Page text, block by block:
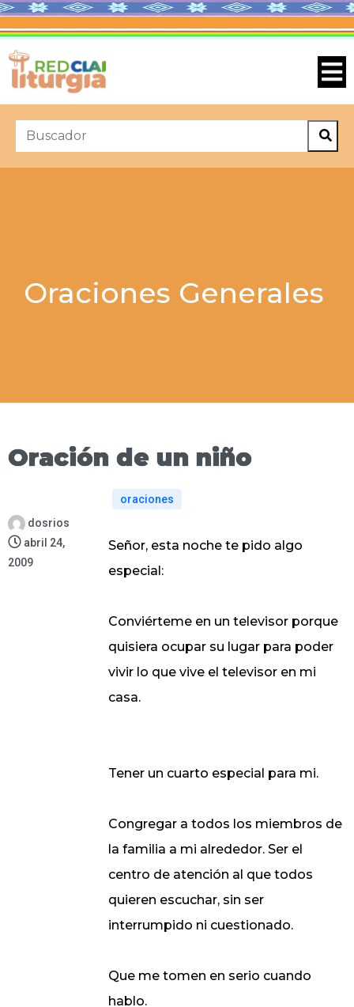
Oraciones Generales
Oración de un niño
dosrios
abril 24,
2009
oraciones
Señor, esta noche te pido algo
especial:
Conviérteme en un televisor porque
quisiera ocupar su lugar para poder
vivir lo que vive el televisor en mi
casa.
Tener un cuarto especial para mi.
Congregar a todos los miembros de
la familia a mi alrededor. Ser el
centro de atención al que todos
quieren escuchar, sin ser
interrumpido ni cuestionado.
Que me tomen en serio cuando
hablo.